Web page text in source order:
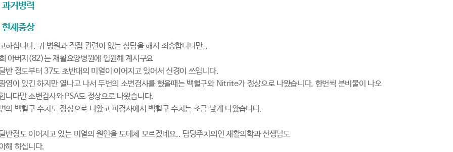
과거병력
현재증상
하십니다. 귀 병원과 직접 관련이 없는 상담을 해서 죄송합니다만,,
아버지(82)는 재활요양병원에 입원해 계시구요
반 정도부터 37도 초반대의 미열이 이어지고 있어서 신경이 쓰입니다.
염이 있긴 하지만 열나고 나서 두번의 소변검사를 했을때는 백혈구와 Nitrite가 정상으로 나왔습니다. 한번씩 분비물이 나오
니다만 소변검사와 PSA도 정상으로 나왔습니다.
의 백혈구 수치도 정상으로 나왔고 피검사에서 백혈구 수치는 조금 낮게 나왔습니다.
반정도 이어지고 있는 미열의 원인을 도데체 모르겠네요.. 담당주치의인 재활의학과 선생님도
해 하십니다.